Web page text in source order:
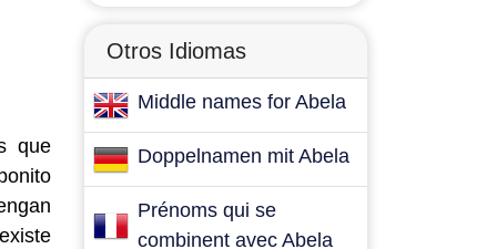
que
Otros Idiomas
Middle names for Abela
Doppelnamen mit Abela
Prénoms qui se
combinent avec Abela